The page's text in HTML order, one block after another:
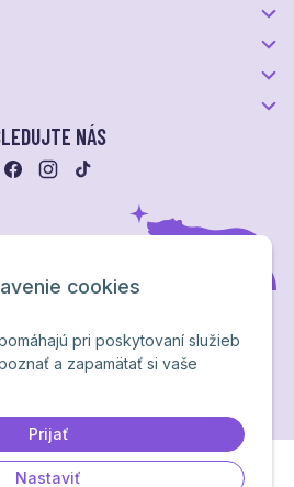
cookies
pri poskytovaní služieb
a zapamätať si vaše
Prijať
Nastaviť
NÁS
osobných údajov